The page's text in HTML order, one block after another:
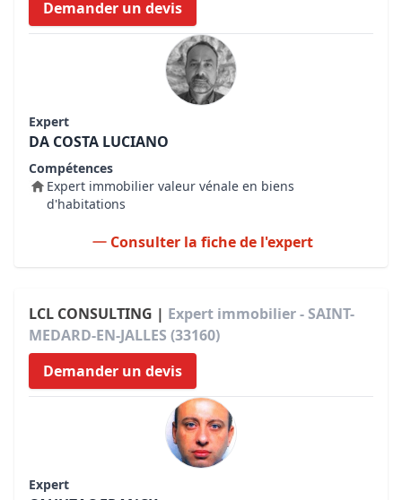
Demander un devis
Expert
DA COSTA LUCIANO
Compétences
Expert immobilier valeur vénale en biens
d'habitations
Consulter la fiche de l'expert
LCL CONSULTING | Expert immobilier - SAINT-
MEDARD-EN-JALLES (33160)
Demander un devis
Expert